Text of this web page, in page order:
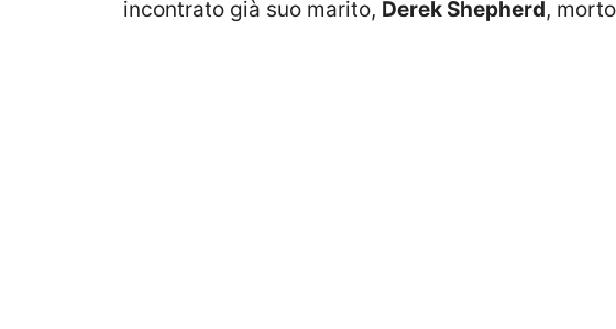
incontrato già suo marito, Derek Shepherd,